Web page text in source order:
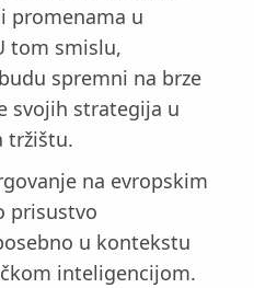
promenama u
tom smislu,
spremni na brze
svojih strategija u
tržištu.
na evropskim
prisustvo
u kontekstu
inteligencijom.